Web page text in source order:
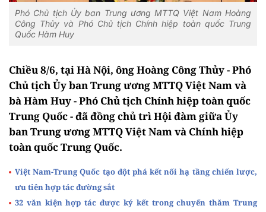
Phó Chủ tịch Ủy ban Trung ương MTTQ Việt Nam Hoàng
Công Thủy và Phó Chủ tịch Chính hiệp toàn quốc Trung
Quốc Hàm Huy
Chiều 8/6, tại Hà Nội, ông Hoàng Công Thủy - Phó
Chủ tịch Ủy ban Trung ương MTTQ Việt Nam và
bà Hàm Huy - Phó Chủ tịch Chính hiệp toàn quốc
Trung Quốc - đã đồng chủ trì Hội đàm giữa Ủy
ban Trung ương MTTQ Việt Nam và Chính hiệp
toàn quốc Trung Quốc.
Việt Nam-Trung Quốc tạo đột phá kết nối hạ tầng chiến lược,
ưu tiên hợp tác đường sắt
32 văn kiện hợp tác được ký kết trong chuyến thăm Trung